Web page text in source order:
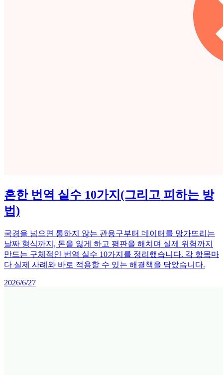
흔한 번역 실수 10가지(그리고 피하는 방
법)
국경을 넘으면 통하지 않는 관용구부터 데이터를 망가뜨리는
날짜 형식까지, 돈을 잃게 하고 평판을 해치며 실제 위험까지
만드는 구체적인 번역 실수 10가지를 정리했습니다. 각 항목마
다 실제 사례와 바로 적용할 수 있는 해결책을 담았습니다.
2026/6/27